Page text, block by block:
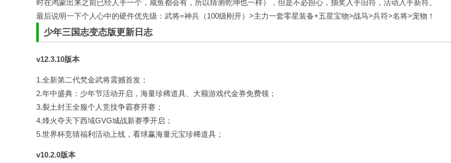
时在鸿蒙出来之前已经人手一个，咸鱼都会有，所以猜测乾坤也一样），但是不必担心，抽奖入手旧符，活动入手新符。
最后说明一下个人心中的硬件优先级：武将=神兵（100级刚开）>主力一套零星装备+五星宝物>战马>兵符>名将>宠物！
少年三国志变态版更新 日志
v12.3.10版本
1.全新第二代梵金武将震撼首发；
2.年中盛典：少年节活动开启，海量珍稀道具、大额游戏代金券免费领；
3.裂土封王全服个人竞技争霸赛开赛；
4.烽火夺天下西域GVG城战新赛季开启；
5.世界杯竞猜福利活动上线，看球赢海量元宝珍稀道具；
v10.2.0版本